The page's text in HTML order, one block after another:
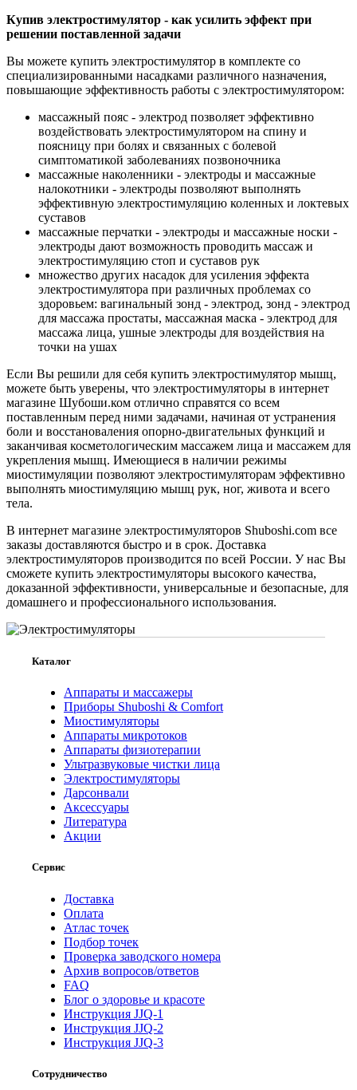
Купив электростимулятор - как усилить эффект при
решении поставленной задачи
Вы можете купить электростимулятор в комплекте со
специализированными насадками различного назначения,
повышающие эффективность работы с электростимулятором:
массажный пояс - электрод позволяет эффективно
воздействовать электростимулятором на спину и
поясницу при болях и связанных с болевой
симптоматикой заболеваниях позвоночника
массажные наколенники - электроды и массажные
налокотники - электроды позволяют выполнять
эффективную электростимуляцию коленных и локтевых
суставов
массажные перчатки - электроды и массажные носки -
электроды дают возможность проводить массаж и
электростимуляцию стоп и суставов рук
множество других насадок для усиления эффекта
электростимулятора при различных проблемах со
здоровьем: вагинальный зонд - электрод, зонд - электрод
для массажа простаты, массажная маска - электрод для
массажа лица, ушные электроды для воздействия на
точки на ушах
Если Вы решили для себя купить электростимулятор мышц,
можете быть уверены, что электростимуляторы в интернет
магазине Шубоши.ком отлично справятся со всем
поставленным перед ними задачами, начиная от устранения
боли и восстановаления опорно-двигательных функций и
заканчивая косметологическим массажем лица и массажем для
укрепления мышц. Имеющиеся в наличии режимы
миостимуляции позволяют электростимуляторам эффективно
выполнять миостимуляцию мышц рук, ног, живота и всего
тела.
В интернет магазине электростимуляторов Shuboshi.com все
заказы доставляются быстро и в срок. Доставка
электростимуляторов производится по всей России. У нас Вы
сможете купить электростимуляторы высокого качества,
доказанной эффективности, универсальные и безопасные, для
домашнего и профессионального использования.
Каталог
Аппараты и массажеры
Приборы Shuboshi & Comfort
Миостимуляторы
Аппараты микротоков
Аппараты физиотерапии
Ультразвуковые чистки лица
Электростимуляторы
Дарсонвали
Аксессуары
Литература
Акции
Сервис
Доставка
Оплата
Атлас точек
Подбор точек
Проверка заводского номера
Архив вопросов/ответов
FAQ
Блог о здоровье и красоте
Инструкция JJQ-1
Инструкция JJQ-2
Инструкция JJQ-3
Сотрудничество